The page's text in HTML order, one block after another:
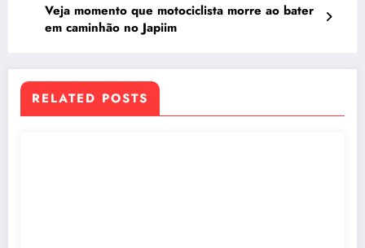
Veja momento que motociclista morre ao bater
em caminhão no Japiim
RELATED POSTS